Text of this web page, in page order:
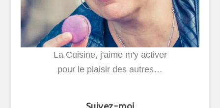
La Cuisine, j'aime m'y activer
pour le plaisir des autres…